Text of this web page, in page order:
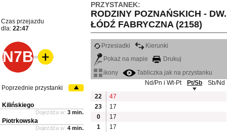
PRZYSTANEK:
RODZINY POZNAŃSKICH - DW.
ŁÓDŹ FABRYCZNA (2158)
Czas przejazdu
dla: 22:47
N7B
Przesiadki
Kierunki
Pokaż na mapie
Drukuj
ikony
Tabliczka jak na przystanku
Nd/Pn i Wt-Pt
Pt/Sb
Sb/Nd
22
47
23
17
0
17
1
17
Poprzednie przystanki
Kilińskiego
Dojeżdża w: 3 min.
Piotrkowska
Dojeżdża w: 4 min.